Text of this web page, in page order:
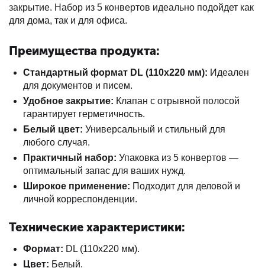
закрытие. Набор из 5 конвертов идеально подойдет как
для дома, так и для офиса.
Преимущества продукта:
Стандартный формат DL (110x220 мм): Идеален
для документов и писем.
Удобное закрытие: Клапан с отрывной полосой
гарантирует герметичность.
Белый цвет: Универсальный и стильный для
любого случая.
Практичный набор: Упаковка из 5 конвертов —
оптимальный запас для ваших нужд.
Широкое применение: Подходит для деловой и
личной корреспонденции.
Технические характеристики:
Формат: DL (110x220 мм).
Цвет: Белый.